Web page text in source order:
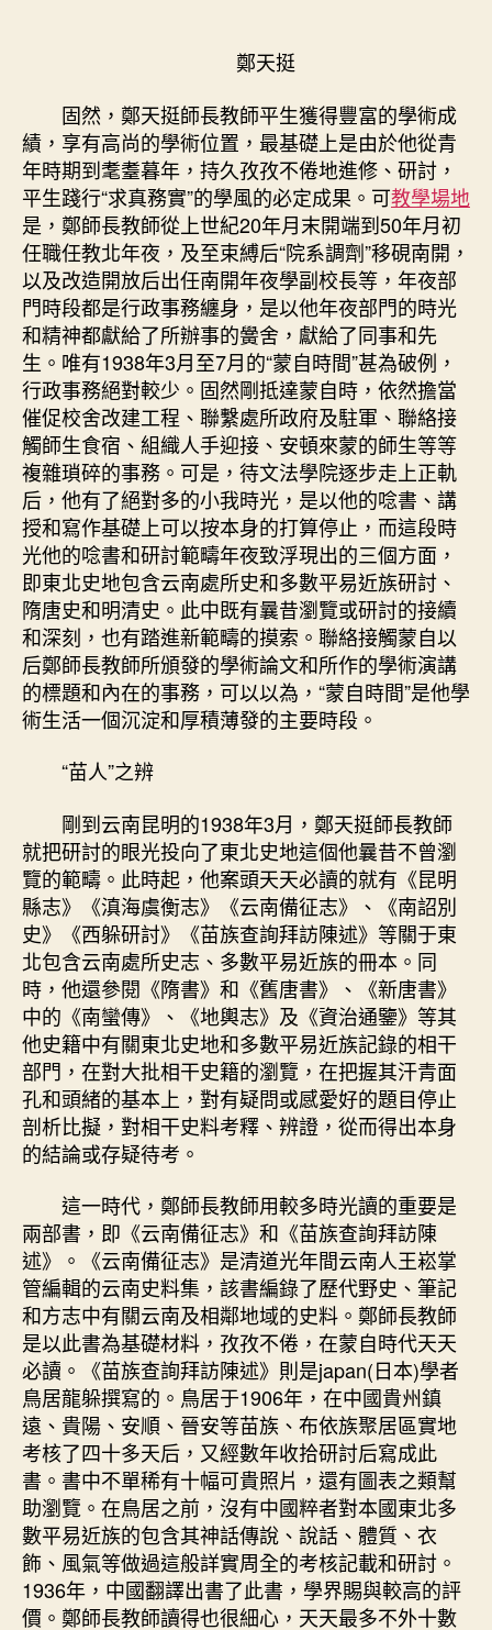
鄭天挺
固然，鄭天挺師長教師平生獲得豐富的學術成
績，享有高尚的學術位置，最基礎上是由於他從青
年時期到耄耋暮年，持久孜孜不倦地進修、研討，
平生踐行“求真務實”的學風的必定成果。可教學場地
是，鄭師長教師從上世紀20年月末開端到50年月初
任職任教北年夜，及至束縛后“院系調劑”移硯南開，
以及改造開放后出任南開年夜學副校長等，年夜部
門時段都是行政事務纏身，是以他年夜部門的時光
和精神都獻給了所辦事的黌舍，獻給了同事和先
生。唯有1938年3月至7月的“蒙自時間”甚為破例，
行政事務絕對較少。固然剛抵達蒙自時，依然擔當
催促校舍改建工程、聯繫處所政府及駐軍、聯絡接
觸師生食宿、組織人手迎接、安頓來蒙的師生等等
複雜瑣碎的事務。可是，待文法學院逐步走上正軌
后，他有了絕對多的小我時光，是以他的唸書、講
授和寫作基礎上可以按本身的打算停止，而這段時
光他的唸書和研討範疇年夜致浮現出的三個方面，
即東北史地包含云南處所史和多數平易近族研討、
隋唐史和明清史。此中既有曩昔瀏覽或研討的接續
和深刻，也有踏進新範疇的摸索。聯絡接觸蒙自以
后鄭師長教師所頒發的學術論文和所作的學術演講
的標題和內在的事務，可以以為，“蒙自時間”是他學
術生活一個沉淀和厚積薄發的主要時段。
“苗人”之辨
剛到云南昆明的1938年3月，鄭天挺師長教師
就把研討的眼光投向了東北史地這個他曩昔不曾瀏
覽的範疇。此時起，他案頭天天必讀的就有《昆明
縣志》《滇海虞衡志》《云南備征志》、《南詔別
史》《西躲研討》《苗族查詢拜訪陳述》等關于東
北包含云南處所史志、多數平易近族的冊本。同
時，他還參閱《隋書》和《舊唐書》、《新唐書》
中的《南蠻傳》、《地輿志》及《資治通鑒》等其
他史籍中有關東北史地和多數平易近族記錄的相干
部門，在對大批相干史籍的瀏覽，在把握其汗青面
孔和頭緒的基本上，對有疑問或感愛好的題目停止
剖析比擬，對相干史料考釋、辨證，從而得出本身
的結論或存疑待考。
這一時代，鄭師長教師用較多時光讀的重要是
兩部書，即《云南備征志》和《苗族查詢拜訪陳
述》。《云南備征志》是清道光年間云南人王崧掌
管編輯的云南史料集，該書編錄了歷代野史、筆記
和方志中有關云南及相鄰地域的史料。鄭師長教師
是以此書為基礎材料，孜孜不倦，在蒙自時代天天
必讀。《苗族查詢拜訪陳述》則是japan(日本)學者
鳥居龍躲撰寫的。鳥居于1906年，在中國貴州鎮
遠、貴陽、安順、晉安等苗族、布依族聚居區實地
考核了四十多天后，又經數年收拾研討后寫成此
書。書中不單稀有十幅可貴照片，還有圖表之類幫
助瀏覽。在鳥居之前，沒有中國粹者對本國東北多
數平易近族的包含其神話傳說、說話、體質、衣
飾、風氣等做過這般詳實周全的考核記載和研討。
1936年，中國翻譯出書了此書，學界賜與較高的評
價。鄭師長教師讀得也很細心，天天最多不外十數